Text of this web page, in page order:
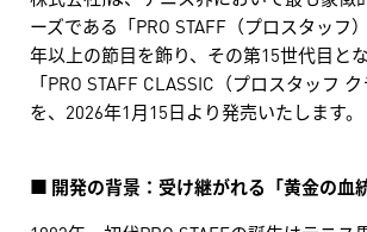
ーズである「PRO STAFF（プロスタッフ
年以上の節目を飾り、その第15世代目と
「PRO STAFF CLASSIC（プロスタッフ
を、2026年1月15日より発売いたします。
■ 開発の背景：受け継がれる「黄金の血